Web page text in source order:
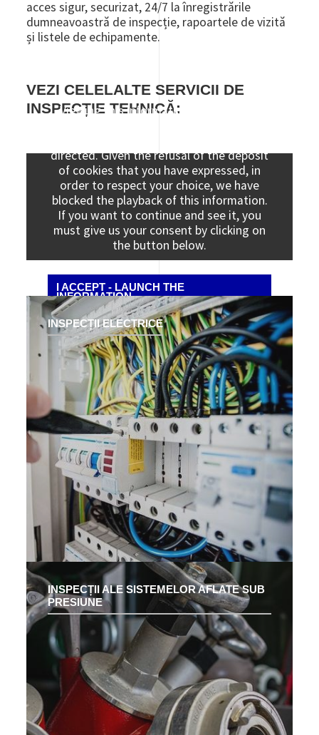
acces sigur, securizat, 24/7 la înregistrările
dumneavoastră de inspecție, rapoartele de vizită
și listele de echipamente.
VEZI CELELALTE SERVICII DE
INSPECȚIE TEHNICĂ:
Viewing this information may result in
directed. Given the refusal of the deposit
of cookies that you have expressed, in
order to respect your choice, we have
blocked the playback of this information.
If you want to continue and see it, you
must give us your consent by clicking on
the button below.
I ACCEPT - LAUNCH THE
INFORMATION
INSPECȚII ELECTRICE
INSPECȚII ALE SISTEMELOR AFLATE SUB
PRESIUNE